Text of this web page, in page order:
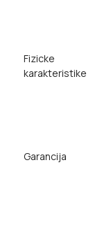
Fizicke
karakteristike
Garancija